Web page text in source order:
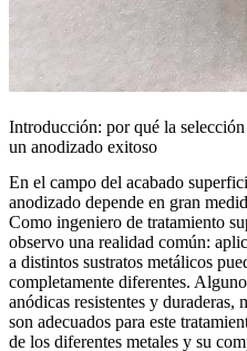
Introducción: por qué la
un anodizado exitoso
En el campo del acabado
anodizado depende en gran
Como ingeniero de tratamiento
observo una realidad común:
a distintos sustratos metálicos
completamente diferentes.
anódicas resistentes y duraderas,
son adecuados para este
de los diferentes metales y su